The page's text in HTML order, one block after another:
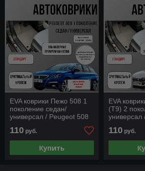
EVA коврики Пежо 508 1
поколение седан/
универсал / Peugeot 508
универсал "Стандарт"
110 руб.
Купить
EVA
(Т9) 2
универсал
"Стандарт"
110руб.